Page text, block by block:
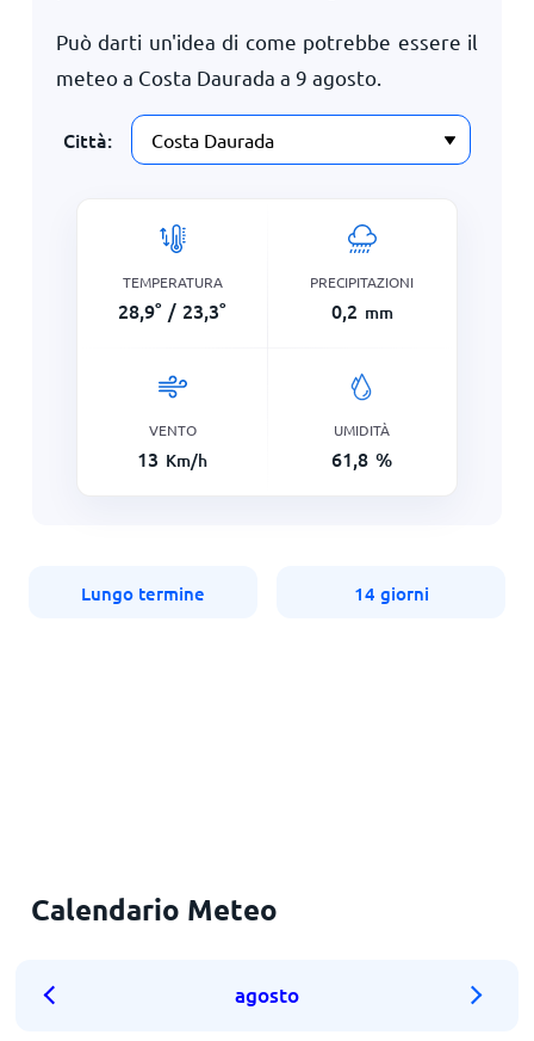
Può darti un'idea di come potrebbe essere il
meteo a Costa Daurada a 9 agosto.
Città:
TEMPERATURA
28,9° / 23,3°
PRECIPITAZIONI
0,2 mm
VENTO
13 Km/h
UMIDITÀ
61,8 %
Lungo termine 14 giorni
Calendario Meteo
agosto